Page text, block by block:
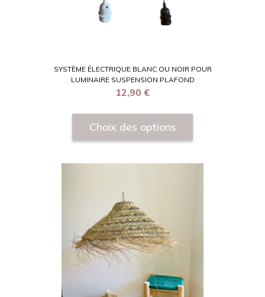
SYSTÈME ÉLECTRIQUE BLANC OU NOIR POUR
LUMINAIRE SUSPENSION PLAFOND
12,90 €
Choix des options